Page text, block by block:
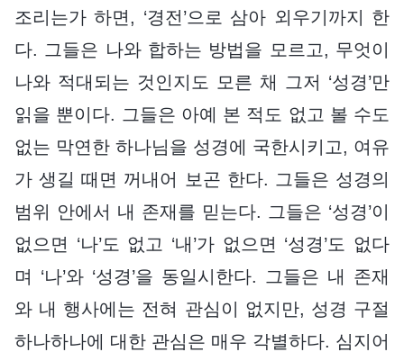
조리는가 하면, ‘경전’으로 삼아 외우기까지 한
다. 그들은 나와 합하는 방법을 모르고, 무엇이
나와 적대되는 것인지도 모른 채 그저 ‘성경’만
읽을 뿐이다. 그들은 아예 본 적도 없고 볼 수도
없는 막연한 하나님을 성경에 국한시키고, 여유
가 생길 때면 꺼내어 보곤 한다. 그들은 성경의
범위 안에서 내 존재를 믿는다. 그들은 ‘성경’이
없으면 ‘나’도 없고 ‘내’가 없으면 ‘성경’도 없다
며 ‘나’와 ‘성경’을 동일시한다. 그들은 내 존재
와 내 행사에는 전혀 관심이 없지만, 성경 구절
하나하나에 대한 관심은 매우 각별하다. 심지어